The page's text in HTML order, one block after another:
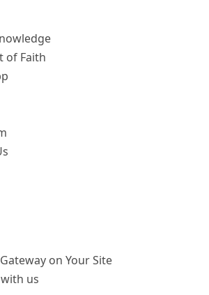
of Faith
on Your Site
us